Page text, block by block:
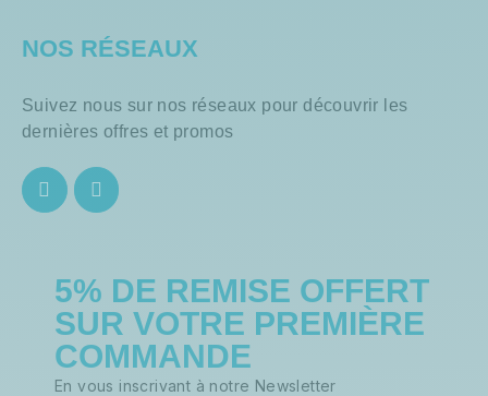
NOS RÉSEAUX
Suivez nous sur nos réseaux pour découvrir les
dernières offres et promos
5% DE REMISE OFFERT
SUR VOTRE PREMIÈRE
COMMANDE
En vous inscrivant à notre Newsletter